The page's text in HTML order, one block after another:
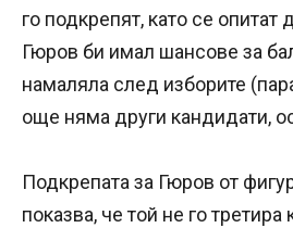
го подкрепят, като се
Гюров би имал шансове за
намаляла след изборите
още няма други кандидати,
Подкрепата за Гюров от
показва, че той не го